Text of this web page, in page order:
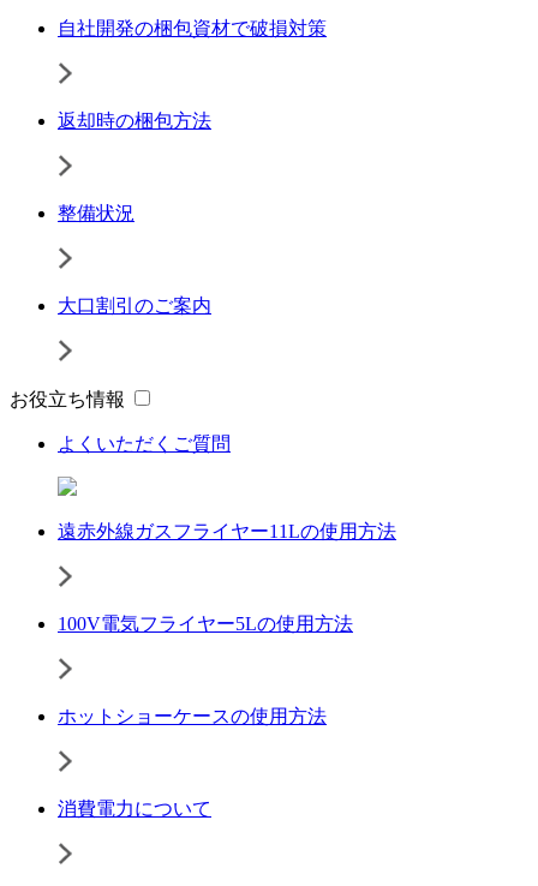
自社開発の梱包資材で破損対策
返却時の梱包方法
整備状況
大口割引のご案内
お役立ち情報
よくいただくご質問
遠赤外線ガスフライヤー11Lの使用方法
100V電気フライヤー5Lの使用方法
ホットショーケースの使用方法
消費電力について